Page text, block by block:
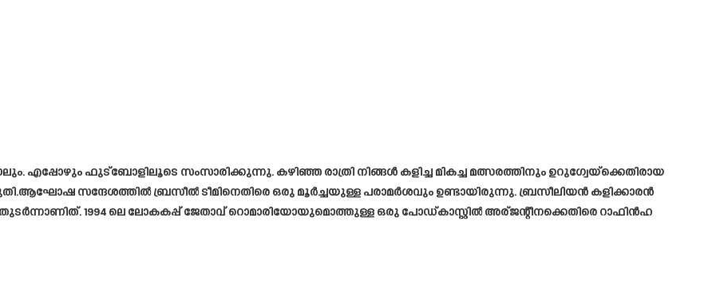
എപ്പോഴും ഫുട്ബോളിലൂടെ സംസാരിക്കുന്നു. കഴിഞ്ഞ രാത്രി നിങ്ങൾ കളിച്ച മികച്ച മത്സരത്തിനും ഉറുഗ്വേയ്‌ക്കെതിരായ
സന്ദേശത്തിൽ ബ്രസീൽ ടീമിനെതിരെ ഒരു മൂർച്ചയുള്ള പരാമർശവും ഉണ്ടായിരുന്നു. ബ്രസീലിയൻ കളിക്കാരൻ
1994 ലെ ലോകകപ്പ് ജേതാവ് റൊമാരിയോയുമൊത്തുള്ള ഒരു പോഡ്‌കാസ്റ്റിൽ അര്ജന്റീനക്കെതിരെ റാഫിൻഹ